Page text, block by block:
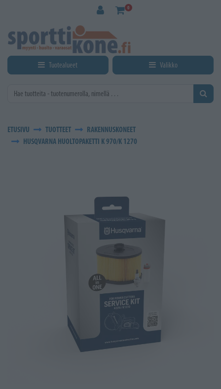
0
Tuotealueet Valikko
ETUSIVU TUOTTEET
RAKENNUSKONEET
HUSQVARNA HUOLTOPAKETTI K 970/K 1270